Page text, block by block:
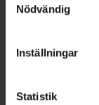
återkalla ditt
lagligheten av
Nödvändig
Inställningar
Statistik